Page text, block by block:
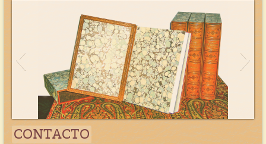
CONTACTO